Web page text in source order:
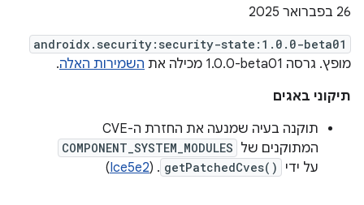
‫26 בפברואר 2025
androidx.security:security-state:1.0.0-beta01
מופץ. גרסה ‎1.0.0-beta01 מכילה את השמירות האלה.
תיקוני באגים
תוקנה בעיה שמנעה את החזרת ה-CVE
המתוקנים של COMPONENT_SYSTEM_MODULES
על ידי getPatchedCves()
. (
Ice5e2
)